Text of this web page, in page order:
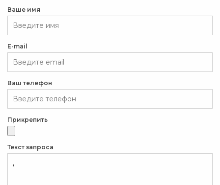
Ваше имя
E-mail
Ваш телефон
Прикрепить
Текст запроса